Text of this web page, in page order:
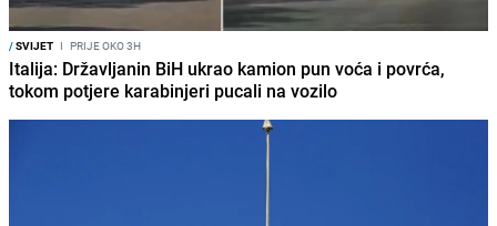
/SVIJET I PRIJE OKO 3H
Italija: Državljanin BiH ukrao kamion pun voća i povrća,
tokom potjere karabinjeri pucali na vozilo